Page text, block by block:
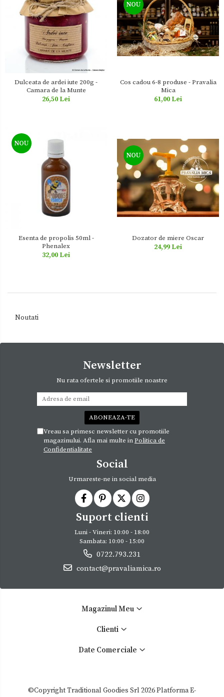
Dulceata de ardei iute 200g -
Camara de la Munte
26,50 Lei
NOU
Cos cadou 6-8 produse - Pravalia
Mica
61,00 Lei
NOU
Esenta de propolis 50ml -
Phenalex
32,00 Lei
NOU
Dozator de miere Oscar
24,99 Lei
Noutati
Newsletter
Nu rata ofertele si promotiile noastre
Vreau sa primesc newsletter cu promotiile
magazinului. Afla mai multe inPolitica de
Confidentialitate
Social
Urmareste-ne in social media
Suport clienti
Luni - Vineri: 10:00 - 18:00
Sambata: 10:00 - 15:00
0722.793.231
contact@pravaliamica.ro
Magazinul Meu
Clienti
Date Comerciale
©Copyright Traditional Goodies Srl 2026Platforma E-